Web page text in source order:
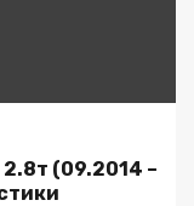
(09.2014 –